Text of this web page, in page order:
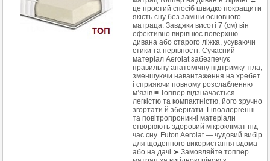
це простий спосіб швидко покращити
якість сну без заміни основного
матраца. Завдяки висоті 7 (см) він
ефективно вирівнює поверхню
дивана або старого ліжка, усуваючи
стики та нерівності. Сучасний
матеріал Aerolat забезпечує
правильну анатомічну підтримку тіла,
зменшуючи навантаження на хребет
і сприяючи повному розслабленню
м’язів ≡ Топпер відзначається
легкістю та компактністю, його зручно
згортати й зберігати. Гіпоалергенні
та повітропроникні матеріали
створюють здоровий мікроклімат під
час сну. Futon Aerolat — чудовий вибір
для щоденного використання вдома
або на дачі ➤ Замовляйте топпер